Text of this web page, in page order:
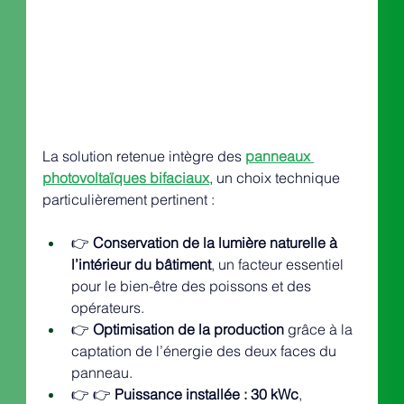
La solution retenue intègre des panneaux
photovoltaïques bifaciaux, un choix technique
particulièrement pertinent :
👉 Conservation de la lumière naturelle à
l’intérieur du bâtiment, un facteur essentiel
pour le bien-être des poissons et des
opérateurs.
👉 Optimisation de la production grâce à la
captation de l’énergie des deux faces du
panneau.
👉 👉 Puissance installée : 30 kWc,